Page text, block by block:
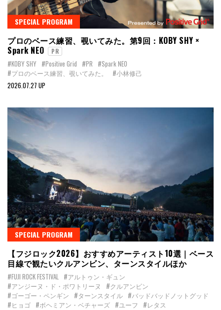
SPECIAL PROGRAM
プロのベース練習、覗いてみた。第9回：KOBY SHY ×
Spark NEO
PR
#KOBY SHY #Positive Grid #PR #Spark NEO
#プロのベース練習、覗いてみた。
#小林修己
2026.07.27 UP
SPECIAL PROGRAM
【フジロック2026】おすすめアーティスト10選｜ベース
目線で観たいクルアンビン、ターンスタイルほか
#FUJI ROCK FESTIVAL
#アルトゥン・ギュン
#アンジーヌ・ド・ポワトリーヌ
#クルアンビン
#ゴーゴー・ペンギン #ターンスタイル #バッドバッドノットグッド
#ヒョゴ #ボヘミアン・ベチャーズ #ユーフ
#レタス